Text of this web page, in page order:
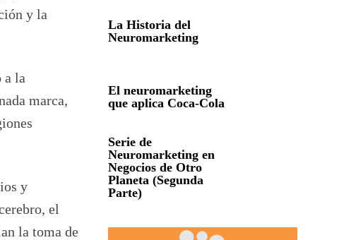
y la
a la
marca,
y
el
la toma de
La Historia del
Neuromarketing
El neuromarketing
que aplica Coca-Cola
Serie de
Neuromarketing en
Negocios de Otro
Planeta (Segunda
Parte)